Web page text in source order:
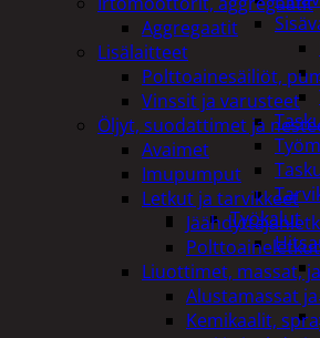
Työkalut
Aggregaatit
Lisälaitteet
Polttoainesäiliöt,
Vinssit ja varusteet
Öljyt, suodattimet ja
Avaimet
Imupumput
Letkut ja tarvikkeet
Polttoaineletkut
Liuottimet, massat,
Alustamassat
Kemikaalit,